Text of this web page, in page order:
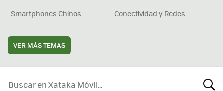
Smartphones Chinos
Conectividad y Redes
VER MÁS TEMAS